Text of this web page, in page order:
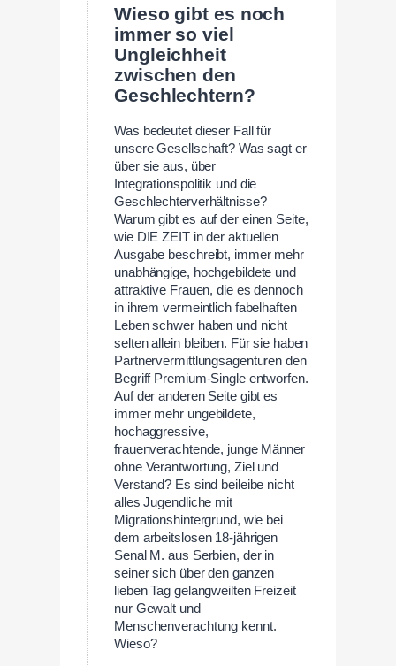
Wieso gibt es noch
immer so viel
Ungleichheit
zwischen den
Geschlechtern?
Was bedeutet dieser Fall für
unsere Gesellschaft? Was sagt er
über sie aus, über
Integrationspolitik und die
Geschlechterverhältnisse?
Warum gibt es auf der einen Seite,
wie DIE ZEIT in der aktuellen
Ausgabe beschreibt, immer mehr
unabhängige, hochgebildete und
attraktive Frauen, die es dennoch
in ihrem vermeintlich fabelhaften
Leben schwer haben und nicht
selten allein bleiben. Für sie haben
Partnervermittlungsagenturen den
Begriff Premium-Single entworfen.
Auf der anderen Seite gibt es
immer mehr ungebildete,
hochaggressive,
frauenverachtende, junge Männer
ohne Verantwortung, Ziel und
Verstand? Es sind beileibe nicht
alles Jugendliche mit
Migrationshintergrund, wie bei
dem arbeitslosen 18-jährigen
Senal M. aus Serbien, der in
seiner sich über den ganzen
lieben Tag gelangweilten Freizeit
nur Gewalt und
Menschenverachtung kennt.
Wieso?